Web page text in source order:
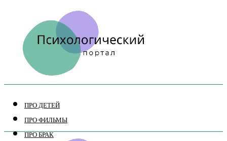
ПРО ДЕТЕЙ
ПРО ФИЛЬМЫ
ПРО БРАК